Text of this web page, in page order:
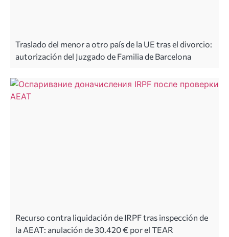
Traslado del menor a otro país de la UE tras el divorcio:
autorización del Juzgado de Familia de Barcelona
Recurso contra liquidación de IRPF tras inspección de
la AEAT: anulación de 30.420 € por el TEAR